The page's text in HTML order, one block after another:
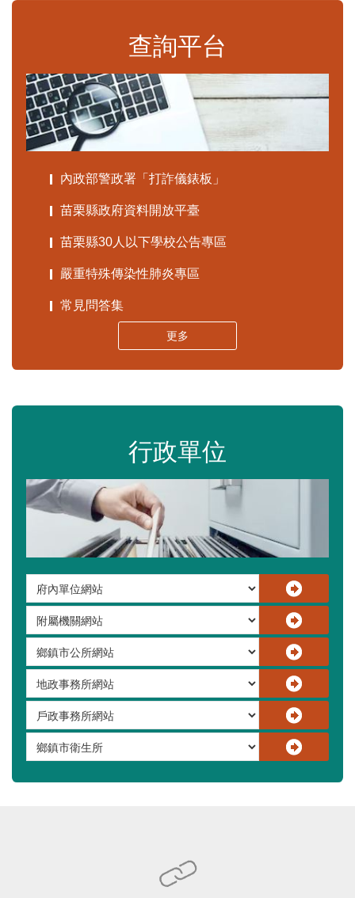
查詢平台
內政部警政署「打詐儀錶板」
苗栗縣政府資料開放平臺
苗栗縣30人以下學校公告專區
嚴重特殊傳染性肺炎專區
常見問答集
更多
行政單位